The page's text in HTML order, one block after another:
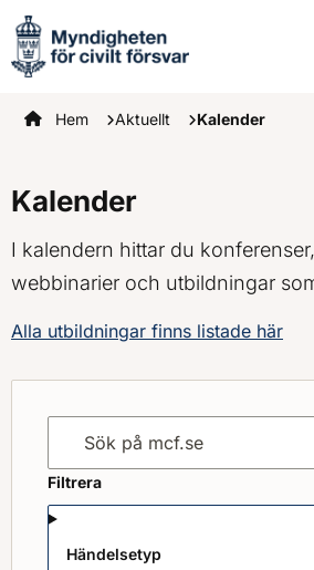
Startsidan
Hem Aktuellt Kalender
Kalender
I kalendern hittar du
webbinarier och utbildningar
Alla utbildningar finns listade här
Sök på mcf.se
Filtrera
Händelsetyp